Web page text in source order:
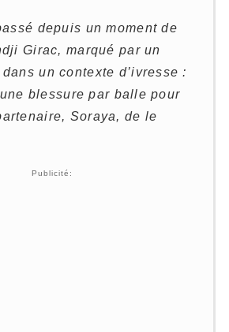
depuis un moment de
Girac, marqué par un
un contexte d’ivresse :
blessure par balle pour
Soraya, de le
Publicité: